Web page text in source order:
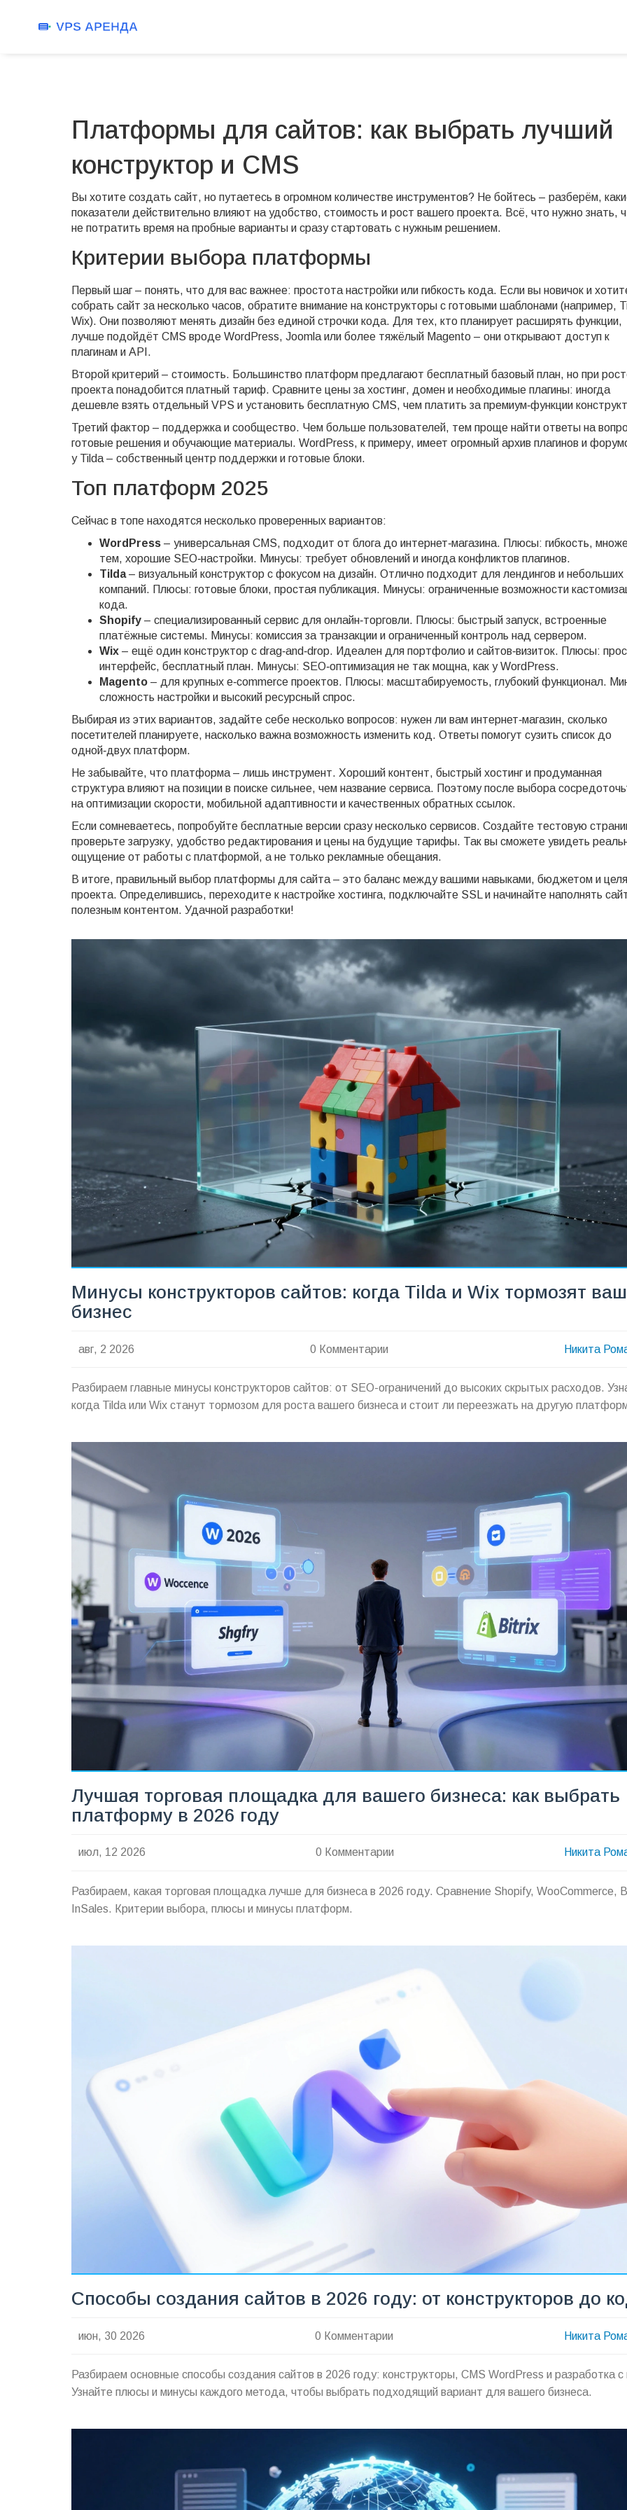
Платформы для сайтов: как выбрать лучший
конструктор и CMS
Вы хотите создать сайт, но путаетесь в огромном количестве инструментов? Не бойтесь – разберём,
показатели действительно влияют на удобство, стоимость и рост вашего проекта. Всё, что нужно знать,
не потратить время на пробные варианты и сразу стартовать с нужным решением.
Критерии выбора платформы
Первый шаг – понять, что для вас важнее: простота настройки или гибкость кода. Если вы новичок и
собрать сайт за несколько часов, обратите внимание на конструкторы с готовыми шаблонами (например,
Wix). Они позволяют менять дизайн без единой строчки кода. Для тех, кто планирует расширять функции,
лучше подойдёт CMS вроде WordPress, Joomla или более тяжёлый Magento – они открывают доступ к
плагинам и API.
Второй критерий – стоимость. Большинство платформ предлагают бесплатный базовый план, но при
проекта понадобится платный тариф. Сравните цены за хостинг, домен и необходимые плагины: иногда
дешевле взять отдельный VPS и установить бесплатную CMS, чем платить за премиум‑функции
Третий фактор – поддержка и сообщество. Чем больше пользователей, тем проще найти ответы на
готовые решения и обучающие материалы. WordPress, к примеру, имеет огромный архив плагинов и
у Tilda – собственный центр поддержки и готовые блоки.
Топ платформ 2025
Сейчас в топе находятся несколько проверенных вариантов:
WordPress – универсальная CMS, подходит от блога до интернет‑магазина. Плюсы: гибкость,
тем, хорошие SEO‑настройки. Минусы: требует обновлений и иногда конфликтов плагинов.
Tilda– визуальный конструктор с фокусом на дизайн. Отлично подходит для лендингов и небольших
компаний. Плюсы: готовые блоки, простая публикация. Минусы: ограниченные возможности
кода.
Shopify – специализированный сервис для онлайн‑торговли. Плюсы: быстрый запуск, встроенные
платёжные системы. Минусы: комиссия за транзакции и ограниченный контроль над сервером.
Wix – ещё один конструктор с drag‑and‑drop. Идеален для портфолио и сайтов‑визиток. Плюсы:
интерфейс, бесплатный план. Минусы: SEO‑оптимизация не так мощна, как у WordPress.
Magento – для крупных e‑commerce проектов. Плюсы: масштабируемость, глубокий функционал.
сложность настройки и высокий ресурсный спрос.
Выбирая из этих вариантов, задайте себе несколько вопросов: нужен ли вам интернет‑магазин, сколько
посетителей планируете, насколько важна возможность изменить код. Ответы помогут сузить список до
одной‑двух платформ.
Не забывайте, что платформа – лишь инструмент. Хороший контент, быстрый хостинг и продуманная
структура влияют на позиции в поиске сильнее, чем название сервиса. Поэтому после выбора
на оптимизации скорости, мобильной адаптивности и качественных обратных ссылок.
Если сомневаетесь, попробуйте бесплатные версии сразу несколько сервисов. Создайте тестовую
проверьте загрузку, удобство редактирования и цены на будущие тарифы. Так вы сможете увидеть
ощущение от работы с платформой, а не только рекламные обещания.
В итоге, правильный выбор платформы для сайта – это баланс между вашими навыками, бюджетом и
проекта. Определившись, переходите к настройке хостинга, подключайте SSL и начинайте наполнять
полезным контентом. Удачной разработки!
Минусы конструкторов сайтов: когда Tilda и Wix тормозят ваш
бизнес
авг, 2 2026 0 Комментарии Никита
Разбираем главные минусы конструкторов сайтов: от SEO-ограничений до высоких скрытых расходов.
когда Tilda или Wix станут тормозом для роста вашего бизнеса и стоит ли переезжать на другую
Лучшая торговая площадка для вашего бизнеса: как выбрать
платформу в 2026 году
июл, 12 2026 0 Комментарии Никита
Разбираем, какая торговая площадка лучше для бизнеса в 2026 году. Сравнение Shopify, WooCommerce,
InSales. Критерии выбора, плюсы и минусы платформ.
Способы создания сайтов в 2026 году: от конструкторов до
июн, 30 2026 0 Комментарии Никита
Разбираем основные способы создания сайтов в 2026 году: конструкторы, CMS WordPress и разработка с
Узнайте плюсы и минусы каждого метода, чтобы выбрать подходящий вариант для вашего бизнеса.